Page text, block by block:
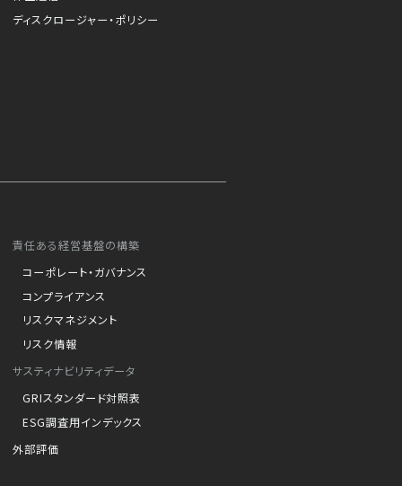
ディスクロージャー・ポリシー
責任ある経営基盤の構築
コーポレート・ガバナンス
コンプライアンス
リスクマネジメント
リスク情報
サスティナビリティデータ
GRIスタンダード対照表
ESG調査用インデックス
外部評価